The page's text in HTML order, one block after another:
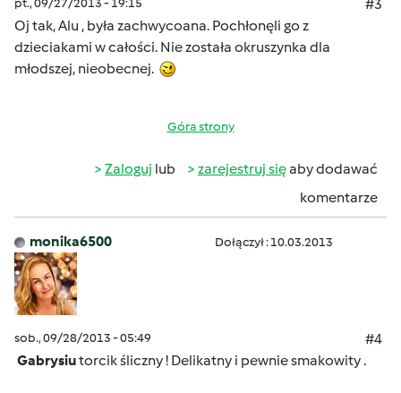
pt., 09/27/2013 - 19:15
#3
Oj tak, Alu , była zachwycoana. Pochłonęli go z
dzieciakami w całości. Nie została okruszynka dla
młodszej, nieobecnej.
Góra strony
Zaloguj lub zarejestruj sięaby dodawać
komentarze
monika6500 Dołączył : 10.03.2013
sob., 09/28/2013 - 05:49
#4
Gabrysiutorcik śliczny ! Delikatny i pewnie smakowity.